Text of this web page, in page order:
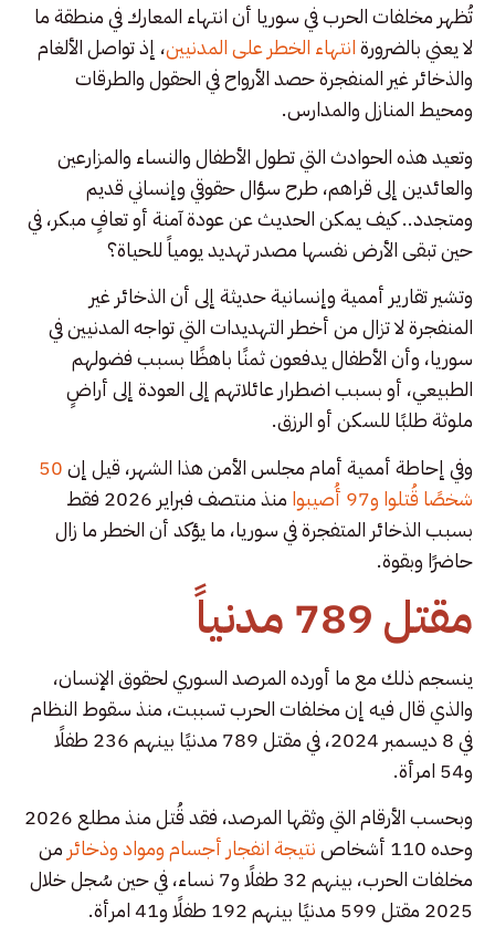
تُظهر مخلفات الحرب في سوريا أن انتهاء المعارك في منطقة ما
لا يعني بالضرورةانتهاء الخطر على المدنيين، إذ تواصل الألغام
والذخائر غير المنفجرة حصد الأرواح في الحقول والطرقات
ومحيط المنازل والمدارس.
وتعيد هذه الحوادث التي تطول الأطفال والنساء والمزارعين
والعائدين إلى قراهم، طرح سؤال حقوقي وإنساني قديم
ومتجدد.. كيف يمكن الحديث عن عودة آمنة أو تعافٍ مبكر، في
حين تبقى الأرض نفسها مصدر تهديد يومياً للحياة؟
وتشير تقارير أممية وإنسانية حديثة إلى أن الذخائر غير
المنفجرة لا تزال من أخطر التهديدات التي تواجه المدنيين في
سوريا، وأن الأطفال يدفعون ثمنًا باهظًا بسبب فضولهم
الطبيعي، أو بسبب اضطرار عائلاتهم إلى العودة إلى أراضٍ
ملوثة طلبًا للسكن أو الرزق.
وفي إحاطة أممية أمام مجلس الأمن هذا الشهر، قيل إن50
شخصًا قُتلوا و97 أُصيبوا
منذ منتصف فبراير 2026 فقط
بسبب الذخائر المتفجرة في سوريا، ما يؤكد أن الخطر ما زال
حاضرًا وبقوة.
مقتل 789 مدنياً
ينسجم ذلك مع ما أورده المرصد السوري لحقوق الإنسان،
والذي قال فيه إن مخلفات الحرب تسببت، منذ سقوط النظام
في 8 ديسمبر 2024، في مقتل 789 مدنيًا بينهم 236 طفلًا
و54 امرأة.
وبحسب الأرقام التي وثقها المرصد، فقد قُتل منذ مطلع 2026
وحده 110 أشخاص
نتيجة انفجار أجسام ومواد وذخائر من
مخلفات الحرب، بينهم 32 طفلًا و7 نساء، في حين سُجل خلال
2025 مقتل 599 مدنيًا بينهم 192 طفلًا و41 امرأة.